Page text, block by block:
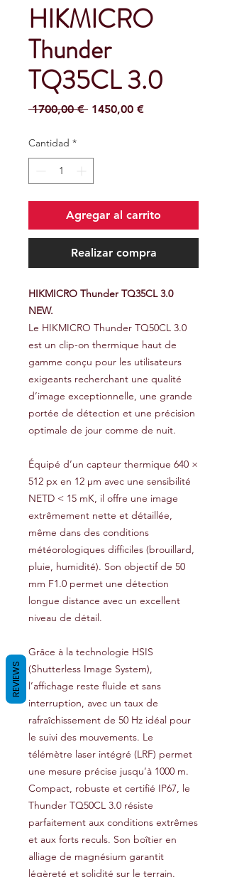
HIKMICRO
Thunder
TQ35CL 3.0
1700,00 € Precio
1450,00 €Precio
Cantidad *
Agregar al carrito
Realizar compra
HIKMICRO Thunder TQ35CL 3.0
NEW.
Le HIKMICRO Thunder TQ50CL 3.0
est un clip-on thermique haut de
gamme conçu pour les utilisateurs
exigeants recherchant une qualité
d’image exceptionnelle, une grande
portée de détection et une précision
optimale de jour comme de nuit.
Équipé d’un capteur thermique 640 ×
512 px en 12 μm avec une sensibilité
NETD < 15 mK, il offre une image
extrêmement nette et détaillée,
même dans des conditions
météorologiques difficiles (brouillard,
pluie, humidité). Son objectif de 50
mm F1.0 permet une détection
longue distance avec un excellent
niveau de détail.
Grâce à la technologie HSIS
(Shutterless Image System),
l’affichage reste fluide et sans
interruption, avec un taux de
rafraîchissement de 50 Hz idéal pour
le suivi des mouvements. Le
télémètre laser intégré (LRF) permet
une mesure précise jusqu’à 1000 m.
Compact, robuste et certifié IP67, le
Thunder TQ50CL 3.0 résiste
parfaitement aux conditions extrêmes
et aux forts reculs. Son boîtier en
alliage de magnésium garantit
légèreté et solidité sur le terrain.
REVIEWS